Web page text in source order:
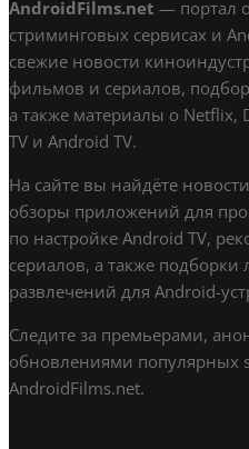
AndroidFilms.net — портал
стриминговых сервисах и
свежие новости
фильмов и сериалов,
а также материалы о Netflix,
TV и Android TV.
На сайте вы найдёте
обзоры приложений для
по настройке Android TV,
сериалов, а также
развлечений для Android-
Следите за премьерами,
обновлениями популярных
AndroidFilms.net.